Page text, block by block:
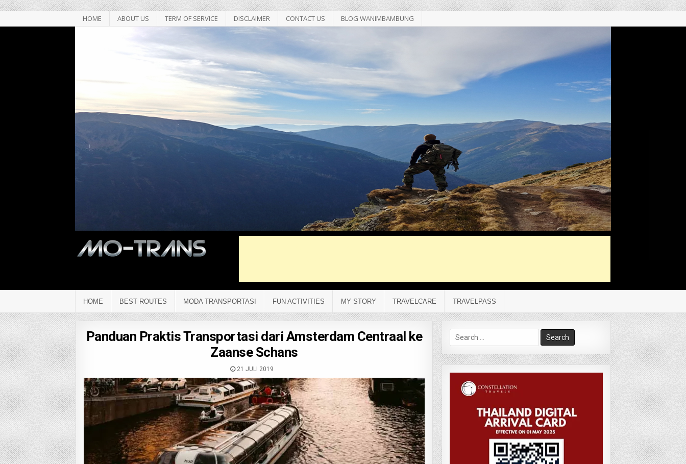
......
HOME ABOUT US TERM OF SERVICE DISCLAIMER CONTACT US BLOG WANIMBAMBUNG
HOME BEST ROUTES MODA TRANSPORTASI FUN ACTIVITIES MY STORY TRAVELCARE TRAVELPASS
Panduan Praktis Transportasi dari Amsterdam Centraal ke
Zaanse Schans
21 JULI 2019
Search
for: